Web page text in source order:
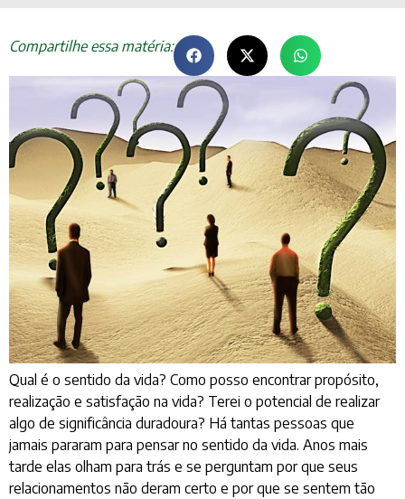
Compartilhe essa matéria:
Qual é o sentido da vida? Como posso encontrar propósito,
realização e satisfação na vida? Terei o potencial de realizar
algo de significância duradoura? Há tantas pessoas que
jamais pararam para pensar no sentido da vida. Anos mais
tarde elas olham para trás e se perguntam por que seus
relacionamentos não deram certo e por que se sentem tão